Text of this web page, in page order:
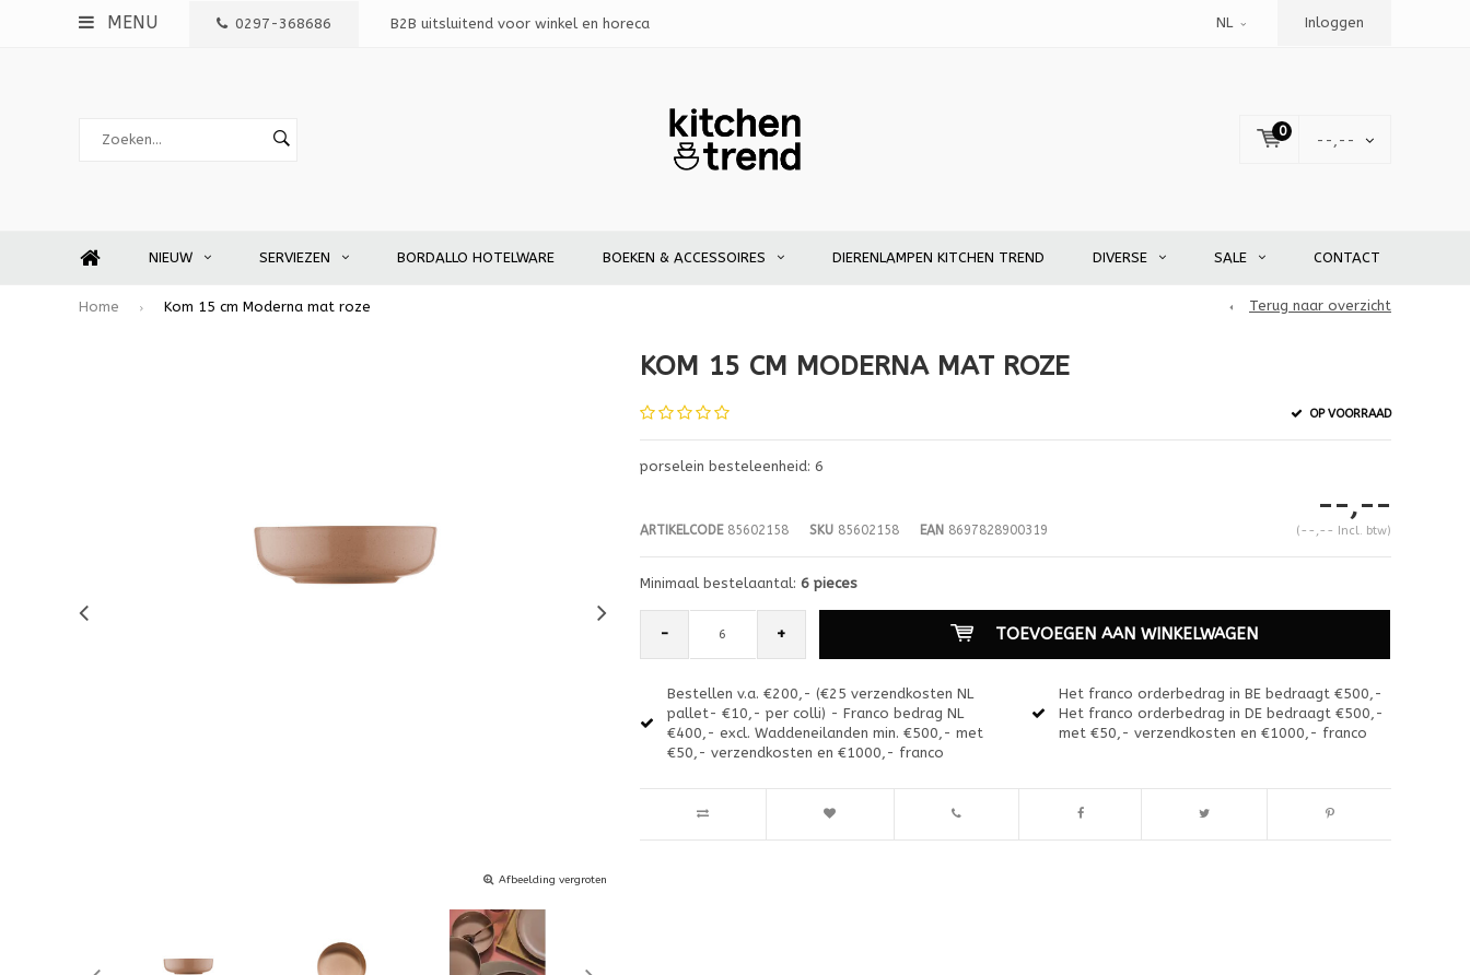
MENU 0297-368686 B2B uitsluitend voor winkel en horeca NL Inloggen
0
--,--
NIEUW SERVIEZEN BORDALLO HOTELWARE BOEKEN & ACCESSOIRES DIERENLAMPEN KITCHEN TREND DIVERSE SALE CONTACT
Home Kom 15 cm Moderna mat roze Terug naar overzicht
Afbeelding vergroten
KOM 15 CM MODERNA MAT ROZE
OP VOORRAAD
porselein besteleenheid: 6
ARTIKELCODE85602158 SKU85602158 EAN8697828900319
--,--
(--,-- Incl. btw)
Minimaal bestelaantal: 6 pieces
- + TOEVOEGEN AAN WINKELWAGEN
Bestellen v.a. €200,- (€25 verzendkosten NL
pallet- €10,- per colli) - Franco bedrag NL
€400,- excl. Waddeneilanden min. €500,- met
€50,- verzendkosten en €1000,- franco
Het franco orderbedrag in BE bedraagt €500,-
Het franco orderbedrag in DE bedraagt €500,-
met €50,- verzendkosten en €1000,- franco